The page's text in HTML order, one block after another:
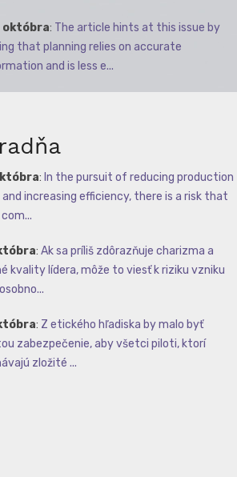
októbra: The article hints at this issue by
that planning relies on accurate
and is less e...
: In the pursuit of reducing production
increasing efficiency, there is a risk that
: Ak sa príliš zdôrazňuje charizma a
kvality lídera, môže to viesť k riziku vzniku
: Z etického hľadiska by malo byť
zabezpečenie, aby všetci piloti, ktorí
zložité ...